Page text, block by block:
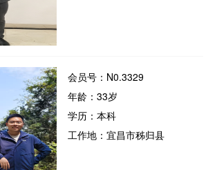
会员号：N0.3329
年龄：33岁
学历：本科
工作地：宜昌市秭归县